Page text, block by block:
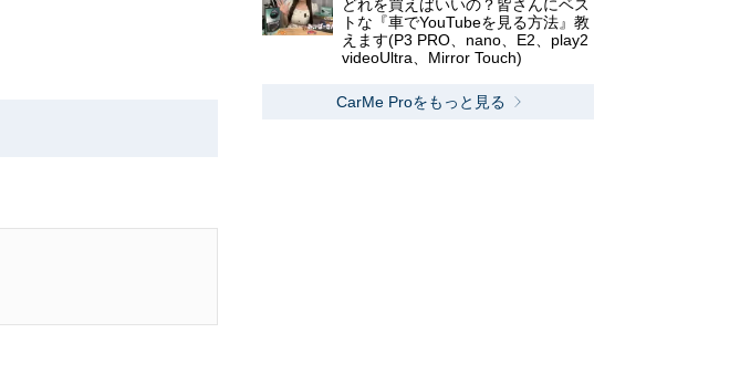
どれを買えばいいの？皆さんにベス
トな『車でYouTubeを見る方法』教
えます(P3 PRO、nano、E2、play2
videoUltra、Mirror Touch)
CarMe Proをもっと見る